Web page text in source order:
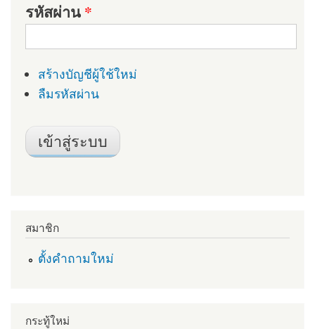
รหัสผ่าน*
สร้างบัญชีผู้ใช้ใหม่
ลืมรหัสผ่าน
สมาชิก
ตั้งคำถามใหม่
กระทู้ใหม่